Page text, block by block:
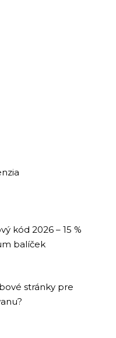
kód 2026 – 15 %
balíček
stránky pre